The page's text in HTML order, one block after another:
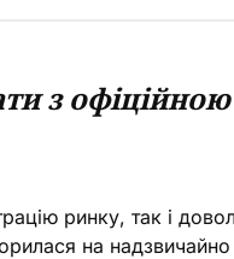
з офіційною
ринку, так і
на